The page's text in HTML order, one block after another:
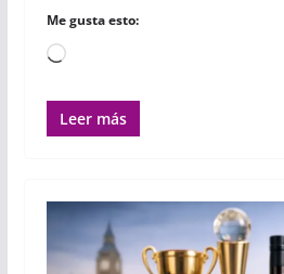
Me gusta esto:
Cargando...
Leer más